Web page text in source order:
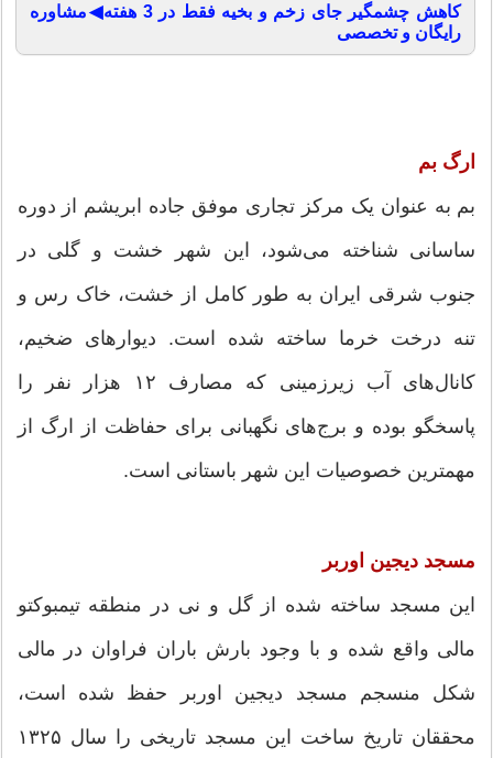
کاهش چشمگیر جای زخم و بخیه فقط در 3 هفته◀مشاوره
رایگان و تخصصی
ارگ بم
بم به عنوان یک مرکز تجاری موفق جاده ابریشم از دوره
ساسانی شناخته می‌شود، این شهر خشت و گلی در
جنوب شرقی ایران به طور کامل از خشت، خاک رس و
تنه درخت خرما ساخته شده است. دیوارهای ضخیم،
کانال‌های آب زیرزمینی که مصارف ۱۲ هزار نفر را
پاسخگو بوده و برج‌های نگهبانی برای حفاظت از ارگ از
مهمترین خصوصیات این شهر باستانی است.
مسجد دیجین اوربر
این مسجد ساخته شده از گل و نی در منطقه تیمبوکتو
مالی واقع شده و با وجود بارش‌ باران فراوان در مالی
شکل منسجم مسجد دیجین اوربر حفظ شده است،
محققان تاریخ ساخت این مسجد تاریخی را سال ۱۳۲۵